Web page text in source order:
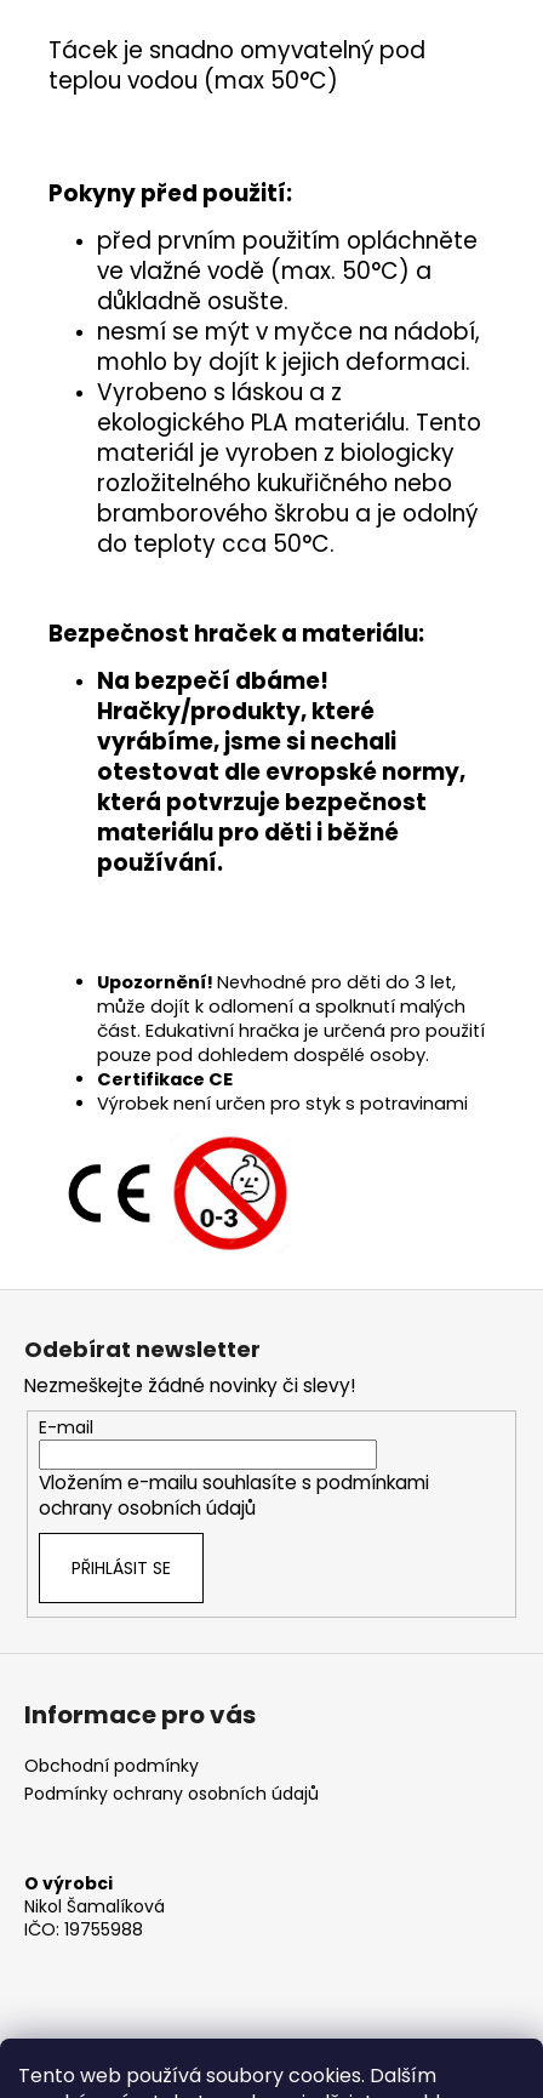
Tento web používá soubory cookies. Dalším
Tácek je snadno omyvatelný pod
teplou vodou (max 50°C)
Pokyny před použití:
před prvním použitím opláchněte
ve vlažné vodě (max. 50°C) a
důkladně osušte.
nesmí se mýt v myčce na nádobí,
mohlo by dojít k jejich deformaci.
Vyrobeno s láskou a z
ekologického PLA materiálu. Tento
materiál je vyroben z biologicky
rozložitelného kukuřičného nebo
bramborového škrobu a je odolný
do teploty cca 50°C.
Bezpečnost hraček a materiálu:
Na bezpečí dbáme!
Hračky/produkty, které
vyrábíme, jsme si nechali
otestovat dle evropské normy,
která potvrzujebezpečnost
materiálu pro děti i běžné
používání.
Upozornění! Nevhodné pro děti do 3 let,
může dojít k odlomení a spolknutí malých
část. Edukativní hračka je určená pro použití
pouze pod dohledem dospělé osoby.
Certifikace CE
Výrobek není určen pro styk s potravinami
Z
Odebírat newsletter
Nezmeškejte žádné novinky či slevy!
E-mail
Vložením e-mailu souhlasíte s podmínkami
ochrany osobních údajů
PŘIHLÁSIT SE
Informace pro vás
Obchodní podmínky
Podmínky ochrany osobních údajů
O výrobci
Nikol Šamalíková
IČO: 19755988